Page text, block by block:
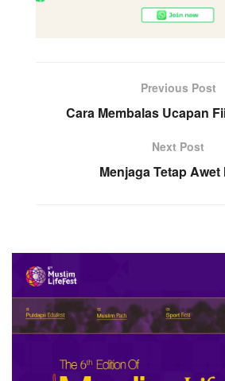
Previous Post
Cara Membalas Ucapan
Next Post
Menjaga Tetap Awet